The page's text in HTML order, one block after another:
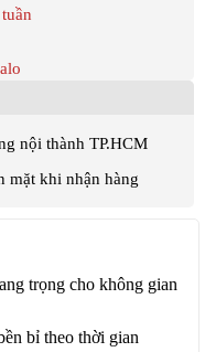
nội thành TP.HCM
mặt khi nhận hàng
trọng cho không gian
bỉ theo thời gian